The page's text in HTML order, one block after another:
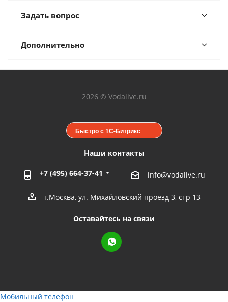
Задать вопрос
Дополнительно
2026 © Vodalive.ru
Быстро с 1С-Битрикс
Наши контакты
+7 (495) 664-37-41 info@vodalive.ru
г.Москва, ул. Михайловский проезд 3, стр 13
Оставайтесь на связи
Мобильный телефон